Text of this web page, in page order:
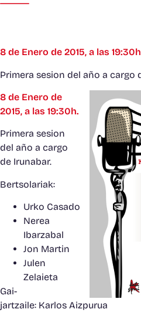
8 de Enero de 2015, a las
Primera sesion del año a cargo
8 de Enero de
2015, a las 19:30h.
Primera sesion
del año a cargo
de Irunabar.
Bertsolariak:
Urko Casado
Nerea
Ibarzabal
Jon Martin
Julen
Zelaieta
Gai-
jartzaile: Karlos Aizpurua